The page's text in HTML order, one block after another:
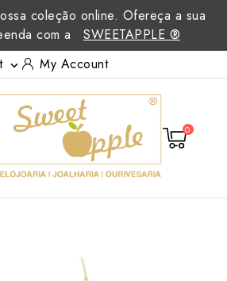
coleção online. Ofereça a sua
com a
SWEETAPPLE ®
 My Account
0